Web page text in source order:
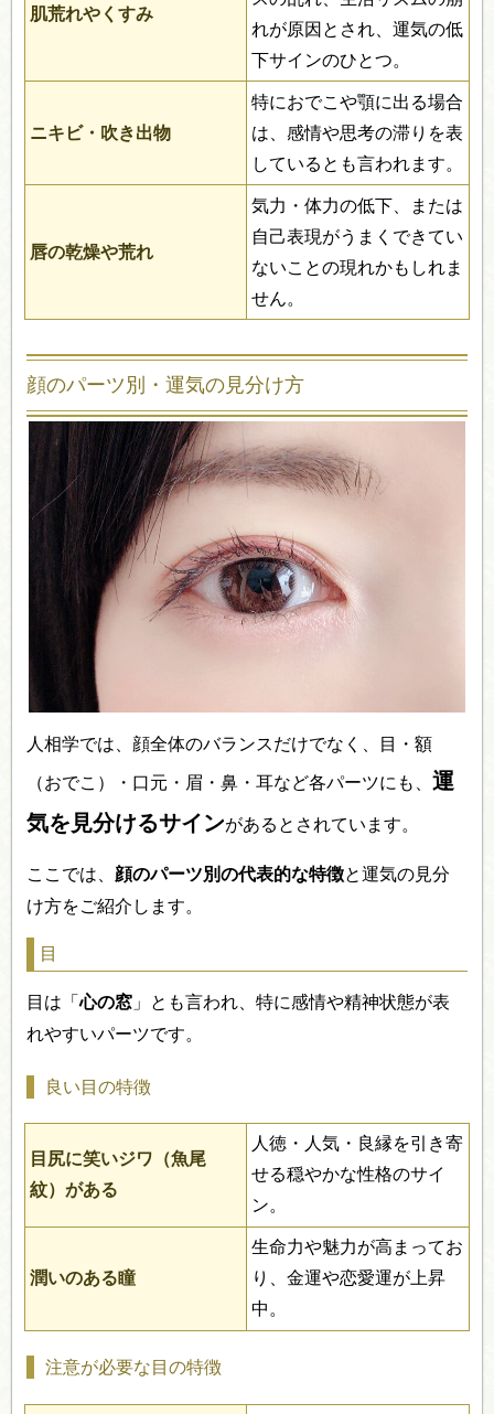
肌荒れやくすみ
れが原因とされ、運気の低
下サインのひとつ。
ニキビ・吹き出物
特におでこや顎に出る場合
は、感情や思考の滞りを表
しているとも言われます。
唇の乾燥や荒れ
気力・体力の低下、または
自己表現がうまくできてい
ないことの現れかもしれま
せん。
顔のパーツ別・運気の見分け方
人相学では、顔全体のバランスだけでなく、目・額
（おでこ）・口元・眉・鼻・耳など各パーツにも、運
気を見分けるサインがあるとされています。
ここでは、 顔のパーツ別の代表的な特徴と運気の見分
け方をご紹介します。
目
目は「心の窓 」とも言われ、特に感情や精神状態が表
れやすいパーツです。
良い目の特徴
目尻に笑いジワ（魚尾
紋）がある
人徳・人気・良縁を引き寄
せる穏やかな性格のサイ
ン。
潤いのある瞳
生命力や魅力が高まってお
り、金運や恋愛運が上昇
中。
注意が必要な目の特徴